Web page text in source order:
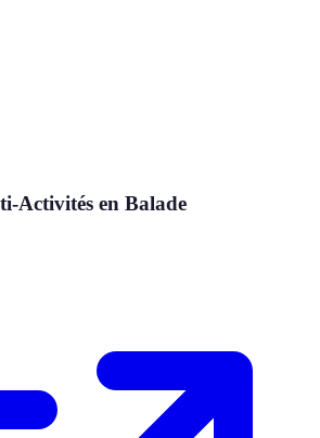
Activités en Balade